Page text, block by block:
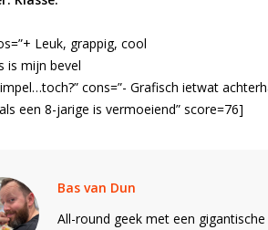
Leuk, grappig, cool
is mijn bevel
cons=”- Grafisch ietwat
een 8-jarige is vermoeiend” score=76]
Bas van Dun
All-round geek met een